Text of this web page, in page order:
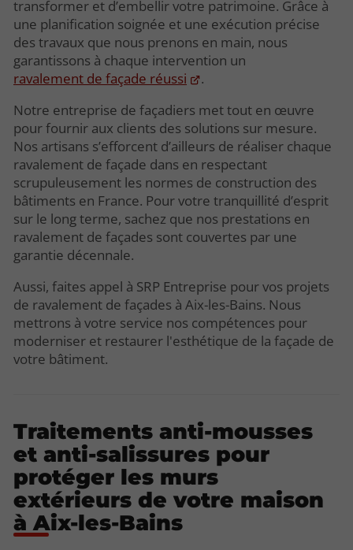
transformer et d’embellir votre patrimoine. Grâce à
une planification soignée et une exécution précise
des travaux que nous prenons en main, nous
garantissons à chaque intervention un
ravalement de façade réussi
.
Notre entreprise de façadiers met tout en œuvre
pour fournir aux clients des solutions sur mesure.
Nos artisans s’efforcent d’ailleurs de réaliser chaque
ravalement de façade dans en respectant
scrupuleusement les normes de construction des
bâtiments en France. Pour votre tranquillité d’esprit
sur le long terme, sachez que nos prestations en
ravalement de façades sont couvertes par une
garantie décennale.
Aussi, faites appel à SRP Entreprise pour vos projets
de ravalement de façades à Aix-les-Bains. Nous
mettrons à votre service nos compétences pour
moderniser et restaurer l'esthétique de la façade de
votre bâtiment.
Traitements anti-mousses
et anti-salissures pour
protéger les murs
extérieurs de votre maison
à Aix-les-Bains